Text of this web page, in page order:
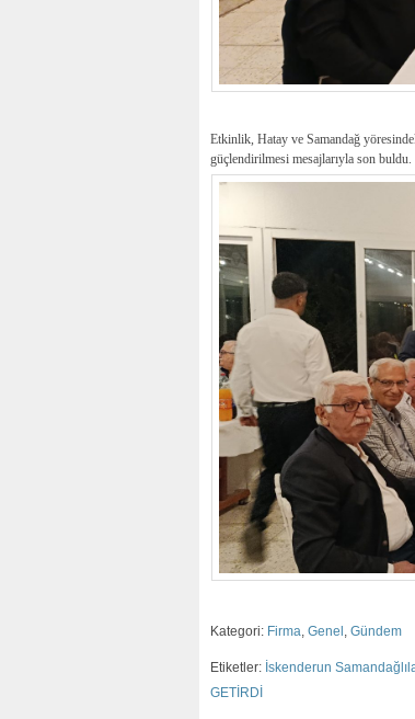
Etkinlik, Hatay ve Samandağ
güçlendirilmesi mesajlarıyla son buldu.
Kategori: Firma Genel Gündem
Etiketler: İskenderun
GETİRDİ